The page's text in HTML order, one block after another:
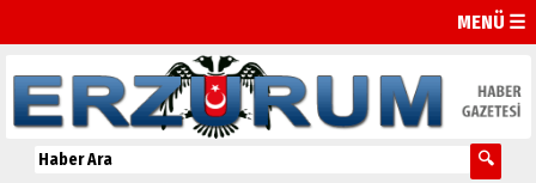
MENÜ ☰